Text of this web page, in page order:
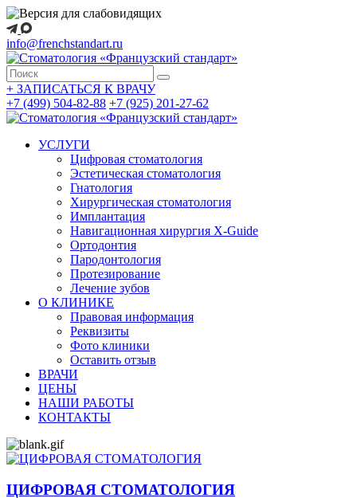
info@frenchstandart.ru
+ ЗАПИСАТЬСЯ К ВРАЧУ
+7 (499) 504-82-88 +7 (925) 201-27-62
УСЛУГИ
Цифровая стоматология
Эстетическая стоматология
Гнатология
Хирургическая стоматология
Имплантация
Навигационная хирургия X-Guide
Ортодонтия
Пародонтология
Протезирование
Лечение зубов
О КЛИНИКЕ
Правовая информация
Реквизиты
Фото клиники
Оставить отзыв
ВРАЧИ
ЦЕНЫ
НАШИ РАБОТЫ
КОНТАКТЫ
ЦИФРОВАЯ СТОМАТОЛОГИЯ